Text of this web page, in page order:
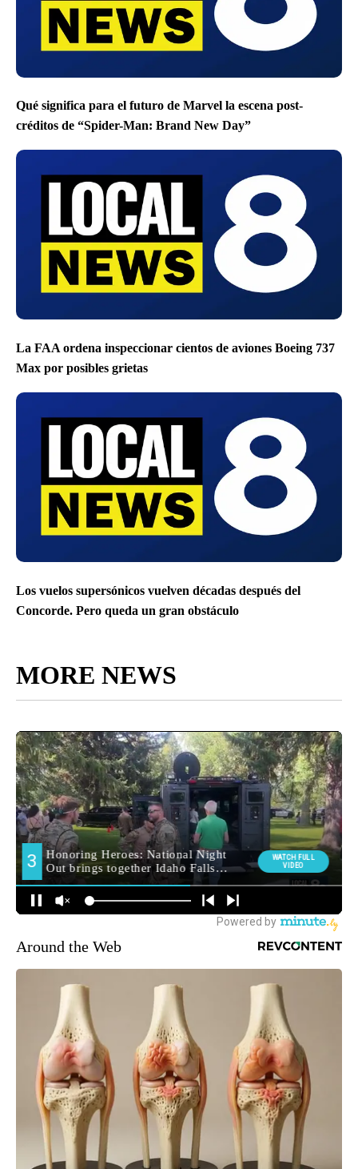
Qué significa para el futuro de Marvel la escena post-
créditos de “Spider-Man: Brand New Day”
La FAA ordena inspeccionar cientos de aviones Boeing 737
Max por posibles grietas
Los vuelos supersónicos vuelven décadas después del
Concorde. Pero queda un gran obstáculo
MORE NEWS
Around the Web